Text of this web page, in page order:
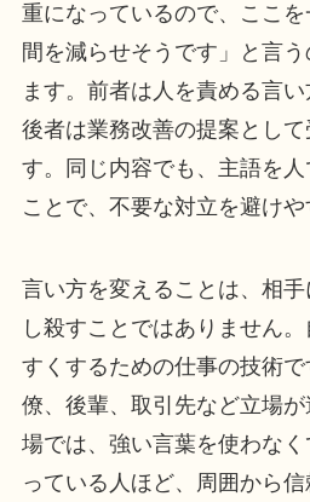
重になっているので、ここ
間を減らせそうです」と言
ます。前者は人を責める言い
後者は業務改善の提案とし
す。同じ内容でも、主語を人
ことで、不要な対立を避けや
言い方を変えることは、相
し殺すことではありません
すくするための仕事の技術
僚、後輩、取引先など立場
場では、強い言葉を使わな
っている人ほど、周囲から